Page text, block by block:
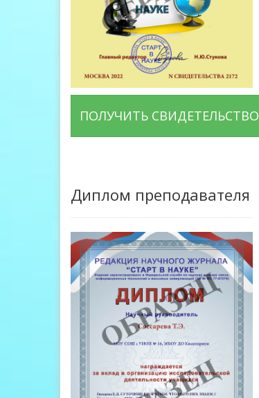
ПОЛУЧИТЬ СВИДЕТЕЛЬСТВО
Диплом преподавателя